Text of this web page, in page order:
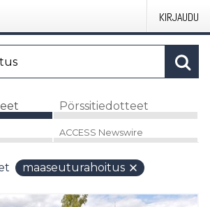
KIRJAUDU
Pörssitiedotteet
ACCESS Newswire
maaseuturahoitus